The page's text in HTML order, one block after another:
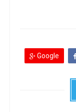
Google